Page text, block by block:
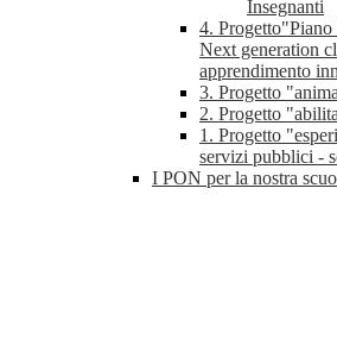
Insegnanti
4.
Next generation
apprendimento
3. Progetto
2. Progetto
1. Progetto
servizi pubblici -
I PON per la nostra